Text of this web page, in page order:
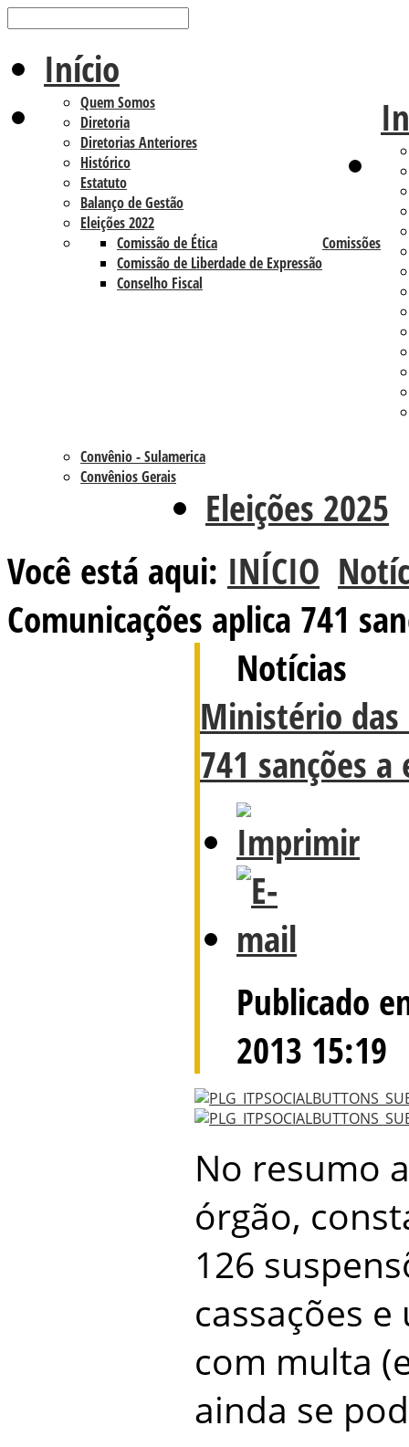
Início
Quem Somos
Diretoria
Diretorias Anteriores
Histórico
Estatuto
Balanço de Gestão
Eleições 2022
Comissões
Comissão de Ética
Comissão de Liberdade de Expressão
Conselho Fiscal
Convênio - Sulamerica
Convênios Gerais
Eleições 2025
Você está aqui: INÍCIO
Comunicações aplica 741
Notícias
Ministério das
741 sanções
Publicado
2013 15:19
No resumo
órgão,
126
cassações
com multa
ainda se